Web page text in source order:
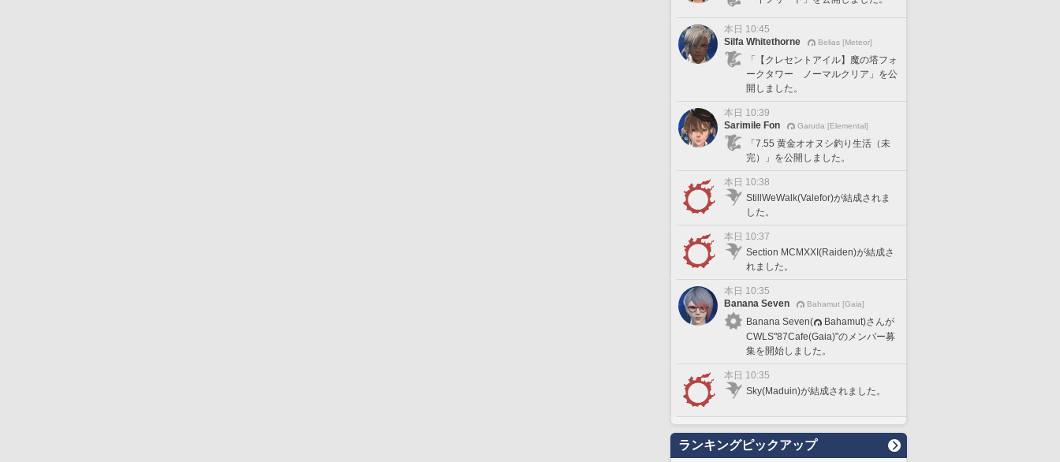
本日 10:45
Silfa Whitethorne
Belias [Meteor]
「【クレセントアイル】魔の塔フォ
ークタワー ノーマルクリア」を公
開しました。
本日 10:39
Sarimile Fon
Garuda [Elemental]
「7.55 黄金オオヌシ釣り生活（未
完）」を公開しました。
本日 10:38
StillWeWalk(Valefor)が結成されま
した。
本日 10:37
Section MCMXXI(Raiden)が結成さ
れました。
本日 10:35
Banana Seven
Bahamut [Gaia]
Banana Seven(
Bahamut)さんが
CWLS"87Cafe(Gaia)"のメンバー募
集を開始しました。
本日 10:35
Sky(Maduin)が結成されました。
ランキングピックアップ